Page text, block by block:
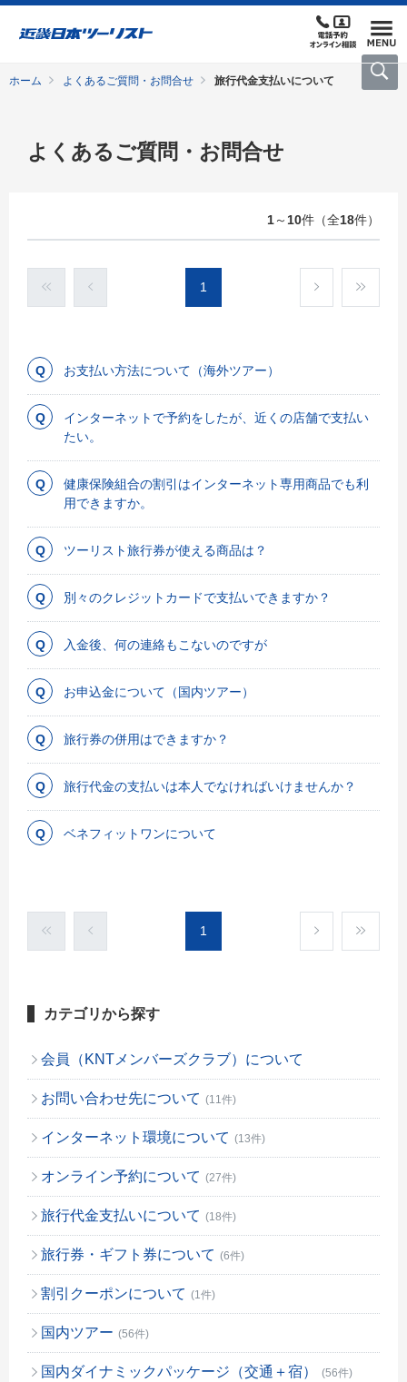
ホーム よくあるご質問・お問合せ 旅行代金支払いについて
よくあるご質問・お問合せ
1～ 10件（全18件）
1
お支払い方法について（海外ツアー）
インターネットで予約をしたが、近くの店舗で支払い
たい。
健康保険組合の割引はインターネット専用商品でも利
用できますか。
ツーリスト旅行券が使える商品は？
別々のクレジットカードで支払いできますか？
入金後、何の連絡もこないのですが
お申込金について（国内ツアー）
旅行券の併用はできますか？
旅行代金の支払いは本人でなければいけませんか？
ベネフィットワンについて
1
カテゴリから探す
会員（KNTメンバーズクラブ）について
お問い合わせ先について (11件)
インターネット環境について (13件)
オンライン予約について (27件)
旅行代金支払いについて (18件)
旅行券・ギフト券について (6件)
割引クーポンについて (1件)
国内ツアー (56件)
国内ダイナミックパッケージ（交通＋宿） (56件)